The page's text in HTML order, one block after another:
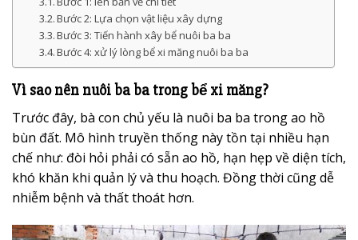
Bước 2: Lựa chọn vật liệu xây dựng
Bước 3: Tiến hành xây bể nuôi ba ba
Bước 4: xử lý lòng bể xi măng nuôi ba ba
Vì sao nên nuôi ba ba trong bể xi măng?
Trước đây, bà con chủ yếu là nuôi ba ba trong ao hồ
bùn đất. Mô hình truyền thống này tồn tại nhiều hạn
chế như: đòi hỏi phải có sẵn ao hồ, hạn hẹp về diện tích,
khó khăn khi quản lý và thu hoạch. Đồng thời cũng dễ
nhiễm bệnh và thất thoát hơn.